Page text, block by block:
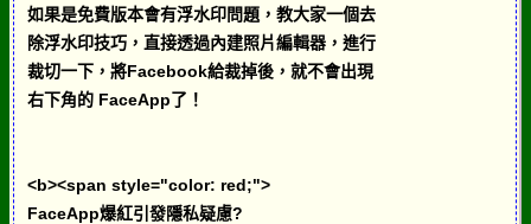
如果是免費版本會有浮水印問題，教大家一個去
除浮水印技巧，直接透過內建照片編輯器，進行
裁切一下，將Facebook給裁掉後，就不會出現
右下角的 FaceApp了！
<b><span style="color: red;">
FaceApp爆紅引發隱私疑慮?